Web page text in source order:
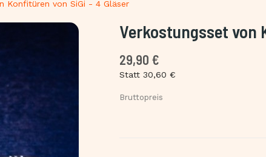
Konfitüren von SiGi - 4 Gläser
Verkostungsset von
29,90 €
Statt 30,60 €
Bruttopreis